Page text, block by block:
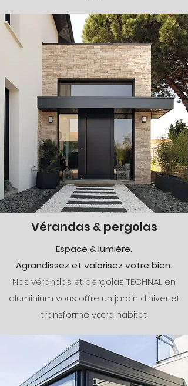
Vérandas & pergolas
Espace & lumière.
Agrandissez et valorisez votre bien.
Nos vérandas et pergolas TECHNAL en
aluminium vous offre un jardin d'hiver et
transforme votre habitat.